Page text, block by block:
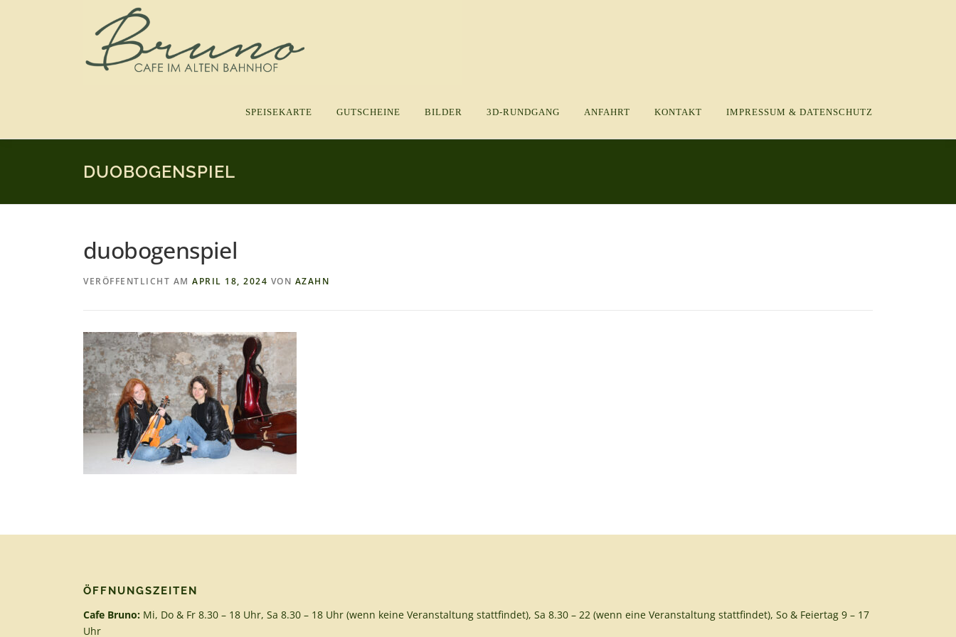
SPEISEKARTE GUTSCHEINE BILDER 3D-RUNDGANG ANFAHRT KONTAKT IMPRESSUM & DATENSCHUTZ
DUOBOGENSPIEL
duobogenspiel
VERÖFFENTLICHT AM APRIL 18, 2024 VON AZAHN
ÖFFNUNGSZEITEN
Cafe Bruno: Mi, Do & Fr 8.30 – 18 Uhr, Sa 8.30 – 18 Uhr (wenn keine Veranstaltung stattfindet), Sa 8.30 – 22 (wenn eine Veranstaltung stattfindet), So & Feiertag 9 – 17
Uhr